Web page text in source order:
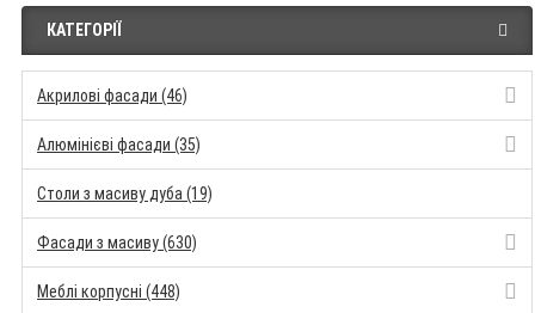
КАТЕГОРІЇ
Акрилові фасади (46)
Алюмінієві фасади (35)
Столи з масиву дуба (19)
Фасади з масиву (630)
Меблі корпусні (448)